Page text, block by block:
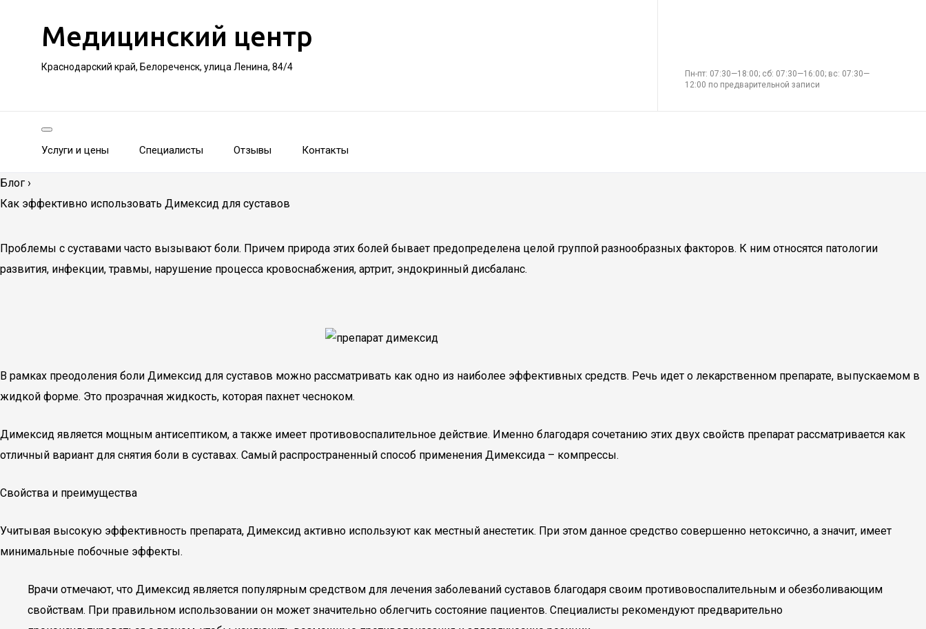
Медицинский центр
Краснодарский край, Белореченск, улица Ленина, 84/4
Пн-пт: 07:30—18:00; сб: 07:30—16:00; вс: 07:30—
12:00 по предварительной записи
Услуги и цены Специалисты Отзывы Контакты
Блог ›
Как эффективно использовать Димексид для суставов
Проблемы с суставами часто вызывают боли. Причем природа этих болей бывает предопределена целой группой разнообразных факторов. К ним относятся патологии
развития, инфекции, травмы, нарушение процесса кровоснабжения, артрит, эндокринный дисбаланс.
В рамках преодоления боли Димексид для суставов можно рассматривать как одно из наиболее эффективных средств. Речь идет о лекарственном препарате, выпускаемом в
жидкой форме. Это прозрачная жидкость, которая пахнет чесноком.
Димексид является мощным антисептиком, а также имеет противовоспалительное действие. Именно благодаря сочетанию этих двух свойств препарат рассматривается как
отличный вариант для снятия боли в суставах. Самый распространенный способ применения Димексида – компрессы.
Свойства и преимущества
Учитывая высокую эффективность препарата, Димексид активно используют как местный анестетик. При этом данное средство совершенно нетоксично, а значит, имеет
минимальные побочные эффекты.
Врачи отмечают, что Димексид является популярным средством для лечения заболеваний суставов благодаря своим противовоспалительным и обезболивающим
свойствам. При правильном использовании он может значительно облегчить состояние пациентов. Специалисты рекомендуют предварительно